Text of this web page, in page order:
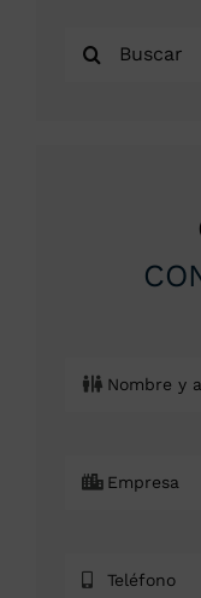
Buscar: